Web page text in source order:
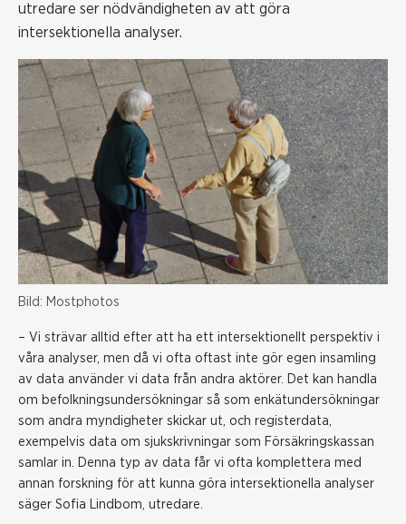
utredare ser nödvändigheten av att göra
intersektionella analyser.
Bild: Mostphotos
– Vi strävar alltid efter att ha ett intersektionellt perspektiv i
våra analyser, men då vi ofta oftast inte gör egen insamling
av data använder vi data från andra aktörer. Det kan handla
om befolkningsundersökningar så som enkätundersökningar
som andra myndigheter skickar ut, och registerdata,
exempelvis data om sjukskrivningar som Försäkringskassan
samlar in. Denna typ av data får vi ofta komplettera med
annan forskning för att kunna göra intersektionella analyser
säger Sofia Lindbom, utredare.